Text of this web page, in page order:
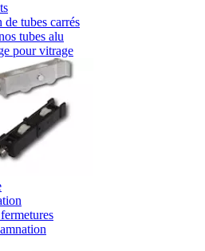
tubes carrés
tubes alu
pour vitrage